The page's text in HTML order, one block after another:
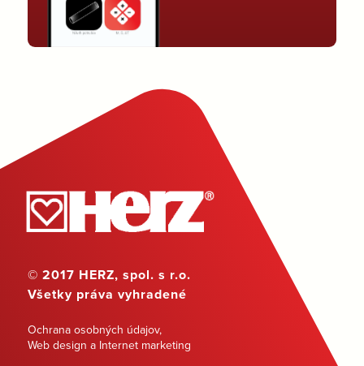
© 2017 HERZ, spol. s r.o.
Všetky práva vyhradené
Ochrana osobných údajov,
Web design a Internet marketing